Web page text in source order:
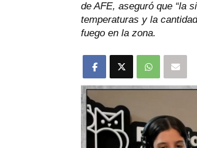
de AFE, aseguró que “la
temperaturas y la
fuego en la zona.